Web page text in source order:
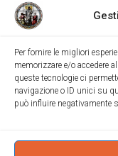
Per fornire le migliori
memorizzare e/o accedere
queste tecnologie ci
navigazione o ID unici su
può influire negativamente
Parrocchia
via